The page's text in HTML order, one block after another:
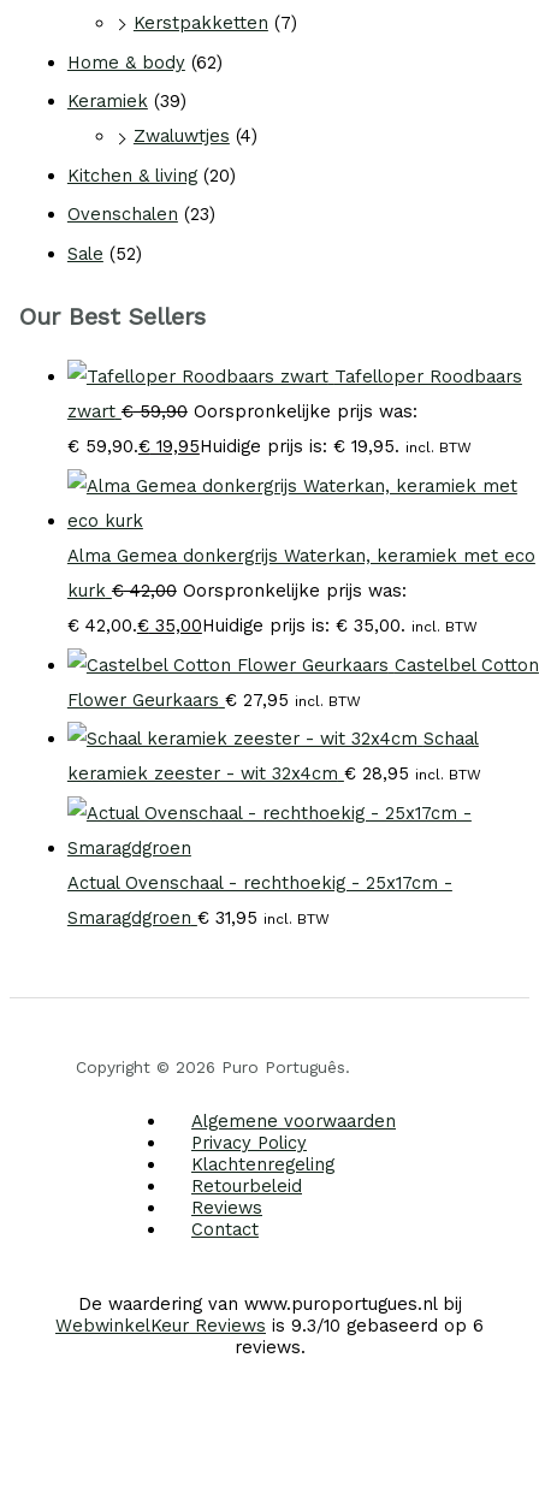
Kerstpakketten (7)
Home & body (62)
Keramiek (39)
Zwaluwtjes (4)
Kitchen & living (20)
Ovenschalen (23)
Sale (52)
Our Best Sellers
Tafelloper Roodbaars
zwart €59,90 Oorspronkelijke prijs was:
€ 59,90.€19,95Huidige prijs is: € 19,95. incl. BTW
Alma Gemea donkergrijs Waterkan, keramiek met eco
kurk €42,00 Oorspronkelijke prijs was:
€ 42,00.€35,00Huidige prijs is: € 35,00. incl. BTW
Castelbel Cotton
Flower Geurkaars €27,95 incl. BTW
Schaal
keramiek zeester - wit 32x4cm €28,95 incl. BTW
Actual Ovenschaal - rechthoekig - 25x17cm -
Smaragdgroen €31,95 incl. BTW
Copyright © 2026 Puro Português.
Algemene voorwaarden
Privacy Policy
Klachtenregeling
Retourbeleid
Reviews
Contact
De waardering van www.puroportugues.nl bij
WebwinkelKeur Reviews is 9.3/10 gebaseerd op 6
reviews.